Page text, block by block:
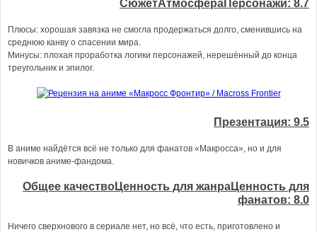
СюжетАтмосфераПерсонажи: 8.7
Плюсы: хорошая завязка не смогла продержаться долго, сменившись на
среднюю канву о спасении мира.
Минусы: плохая проработка логики персонажей, нерешённый до конца
треугольник и эпилог.
Презентация: 9.5
В аниме найдётся всё не только для фанатов «Макросса», но и для
новичков аниме-фандома.
Общее качествоЦенность для жанраЦенность для
фанатов: 8.0
Ничего сверхнового в сериале нет, но всё, что есть, приготовлено и